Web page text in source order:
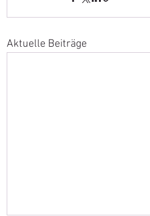
Aktuelle Beiträge